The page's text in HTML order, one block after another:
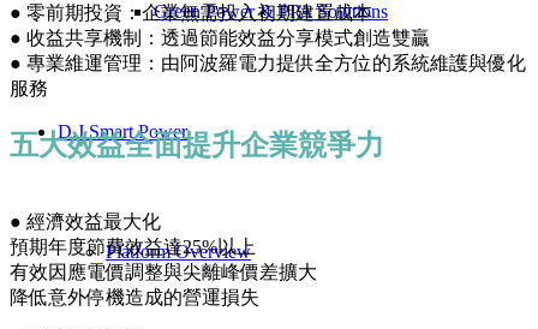
Green Power & PPA Solutions
D.J Smart Power
Platform Overview
● 零前期投資：企業無需投入初期建置成本
● 收益共享機制：透過節能效益分享模式創造雙贏
● 專業維運管理：由阿波羅電力提供全方位的系統維護與優化
服務
五大效益全面提升企業競爭力
● 經濟效益最大化
預期年度節費效益達25%以上
有效因應電價調整與尖離峰價差擴大
降低意外停機造成的營運損失